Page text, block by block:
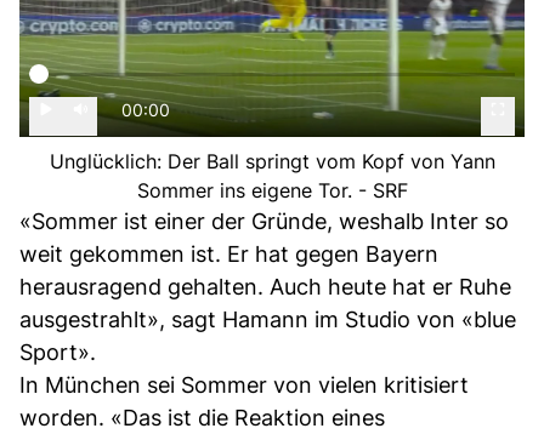
00:00
Unglücklich: Der Ball springt vom Kopf von Yann
Sommer ins eigene Tor. - SRF
«Sommer ist einer der Gründe, weshalb Inter so
weit gekommen ist. Er hat gegen Bayern
herausragend gehalten. Auch heute hat er Ruhe
ausgestrahlt», sagt Hamann im Studio von «blue
Sport».
In München sei Sommer von vielen kritisiert
worden. «Das ist die Reaktion eines